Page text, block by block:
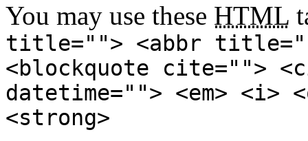
You may use these HTML
title=""> <abbr
<blockquote cite="">
datetime=""> <em>
<strong>